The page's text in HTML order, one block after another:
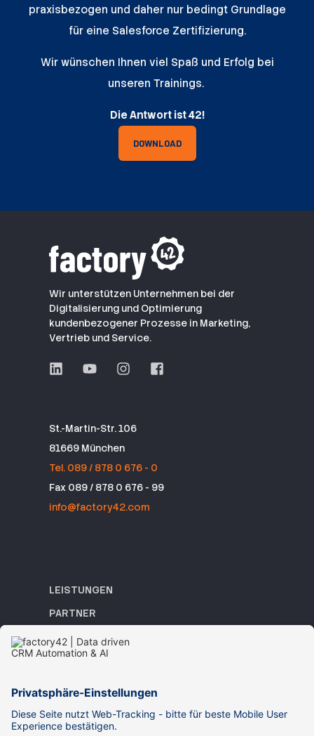
praxisbezogen und daher nur bedingt Grundlage
für eine Salesforce Zertifizierung.
Wir wünschen Ihnen viel Spaß und Erfolg bei
unseren Trainings.
Die Antwort ist 42!
DOWNLOAD
Wir unterstützen Unternehmen bei der
Digitalisierung und Optimierung
kundenbezogener Prozesse in Marketing,
Vertrieb und Service.
St.-Martin-Str. 106
81669 München
Tel. 089 / 878 0 676 - 0
Fax 089 / 878 0 676 - 99
info@factory42.com
LEISTUNGEN
PARTNER
REFERENZEN
ACADEMY
WISSEN